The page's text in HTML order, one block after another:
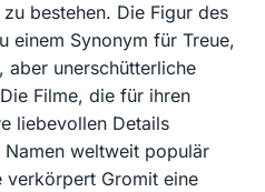
bestehen. Die Figur des
einem Synonym für Treue,
aber unerschütterliche
Filme, die für ihren
liebevollen Details
weltweit populär
verkörpert Gromit eine